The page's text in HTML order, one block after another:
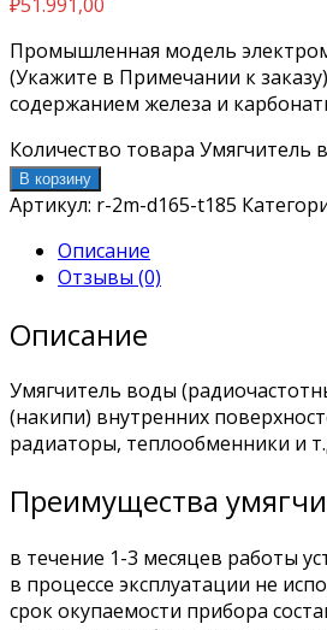
Промышленная модель
(Укажите в Примечании к
содержанием железа и
Количество товара Умягчитель
В корзину
Артикул: r-2m-d165-t185
Описание
Отзывы (0)
Описание
Умягчитель воды
(накипи) внутренних
радиаторы, теплообменники и
Преимущества
в течение 1-3 месяцев работы
в процессе эксплуатации не
cрок окупаемости прибора